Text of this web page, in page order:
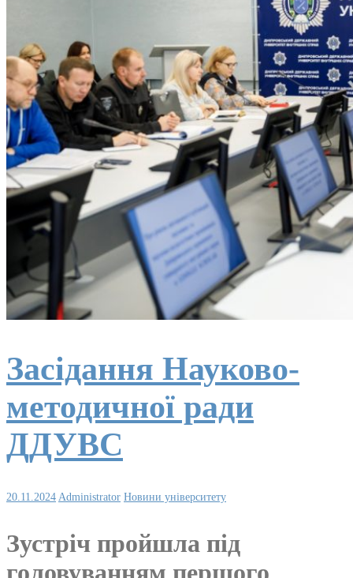
Засідання Науково-
методичної ради
ДДУВС
20.11.2024 Administrator Новини університету
Зустріч пройшла під